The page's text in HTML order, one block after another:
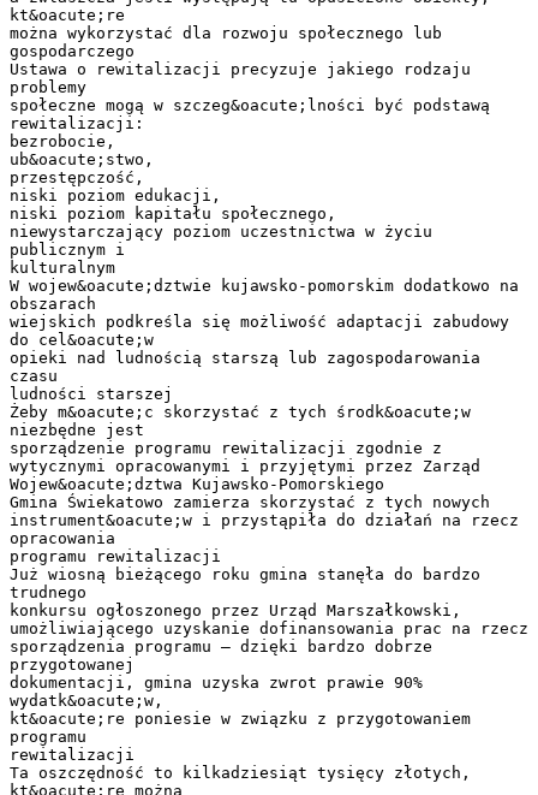
kt&oacute;re
można wykorzystać dla rozwoju społecznego lub
gospodarczego
Ustawa o rewitalizacji precyzuje jakiego rodzaju
problemy
społeczne mogą w szczeg&oacute;lności być podstawą
rewitalizacji:
bezrobocie,
ub&oacute;stwo,
przestępczość,
niski poziom edukacji,
niski poziom kapitału społecznego,
niewystarczający poziom uczestnictwa w życiu
publicznym i
kulturalnym
W wojew&oacute;dztwie kujawsko-pomorskim dodatkowo na
obszarach
wiejskich podkreśla się możliwość adaptacji zabudowy
do cel&oacute;w
opieki nad ludnością starszą lub zagospodarowania
czasu
ludności starszej
Żeby m&oacute;c skorzystać z tych środk&oacute;w
niezbędne jest
sporządzenie programu rewitalizacji zgodnie z
wytycznymi opracowanymi i przyjętymi przez Zarząd
Wojew&oacute;dztwa Kujawsko-Pomorskiego
Gmina Świekatowo zamierza skorzystać z tych nowych
instrument&oacute;w i przystąpiła do działań na rzecz
opracowania
programu rewitalizacji
Już wiosną bieżącego roku gmina stanęła do bardzo
trudnego
konkursu ogłoszonego przez Urząd Marszałkowski,
umożliwiającego uzyskanie dofinansowania prac na rzecz
sporządzenia programu – dzięki bardzo dobrze
przygotowanej
dokumentacji, gmina uzyska zwrot prawie 90%
wydatk&oacute;w,
kt&oacute;re poniesie w związku z przygotowaniem
programu
rewitalizacji
Ta oszczędność to kilkadziesiąt tysięcy złotych,
kt&oacute;re można